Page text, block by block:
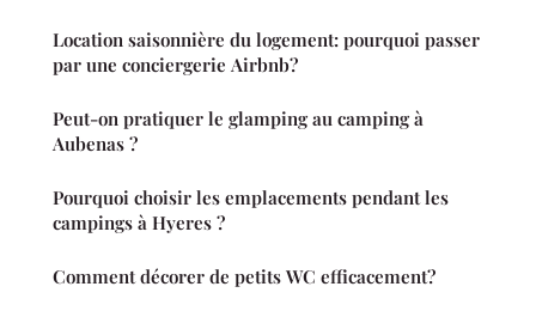
Location saisonnière du logement: pourquoi passer
par une conciergerie Airbnb?
Peut-on pratiquer le glamping au camping à
Aubenas ?
Pourquoi choisir les emplacements pendant les
campings à Hyeres ?
Comment décorer de petits WC efficacement?